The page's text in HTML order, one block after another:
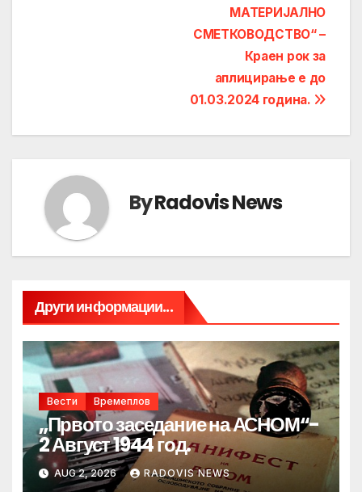
МАТЕРИЈАЛНО
СМЕТКОВОДСТВО“ –
Краен рок за
аплицирање е до
01.03.2024 година.
ByRadovis News
Други информации...
Вести Времеплов
„Првото заседание на АСНОМ“-
2 Август 1944 год.
AUG 2, 2026 RADOVIS NEWS